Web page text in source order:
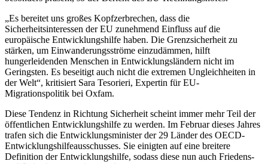
„Es bereitet uns großes Kopfzerbrechen, dass die
Sicherheitsinteressen der EU zunehmend Einfluss auf die
europäische Entwicklungshilfe haben. Die Grenzsicherheit zu
stärken, um Einwanderungsströme einzudämmen, hilft
hungerleidenden Menschen in Entwicklungsländern nicht im
Geringsten. Es beseitigt auch nicht die extremen Ungleichheiten in
der Welt“, kritisiert Sara Tesorieri, Expertin für EU-
Migrationspolitik bei Oxfam.
Diese Tendenz in Richtung Sicherheit scheint immer mehr Teil der
öffentlichen Entwicklungshilfe zu werden. Im Februar dieses Jahres
trafen sich die Entwicklungsminister der 29 Länder des OECD-
Entwicklungshilfeausschusses. Sie einigten auf eine breitere
Definition der Entwicklungshilfe, sodass diese nun auch Friedens-